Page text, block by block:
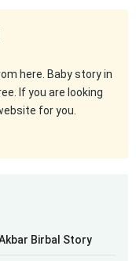
here. Baby story in
If you are looking
for you.
Akbar Birbal Story